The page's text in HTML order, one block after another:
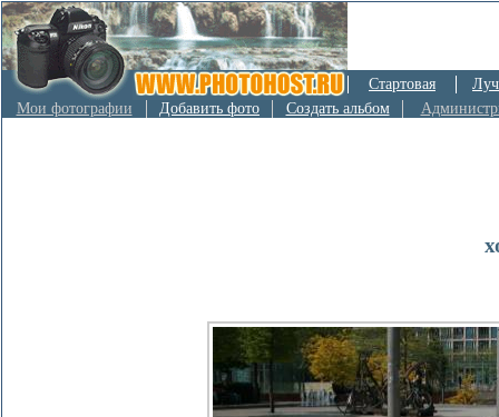
Стартовая
Мои фотографии
Добавить фото Создать альбом